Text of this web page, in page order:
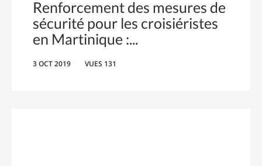
Renforcement des mesures de
sécurité pour les croisiéristes
en Martinique :
3 OCT 2019 VUES 131